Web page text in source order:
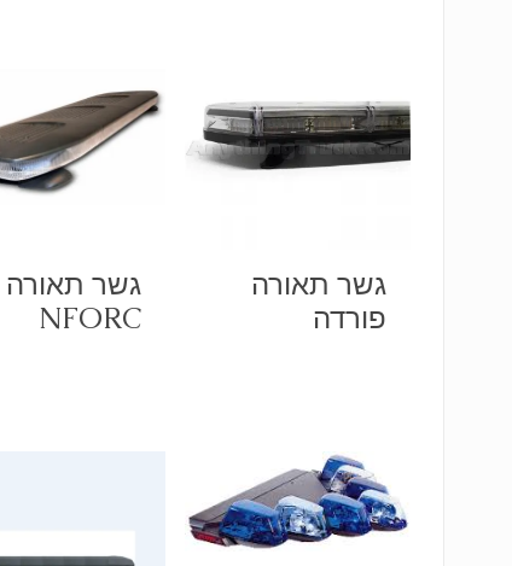
גשר תאורה
פורדה
גשר תאורה
NFORC